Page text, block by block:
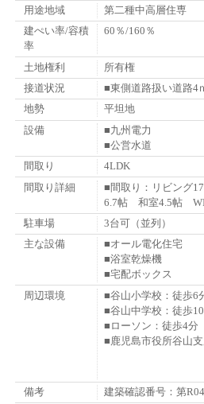
用途地域
第二種中高層住専
建ぺい率/容積
率
60％/160％
土地権利
所有権
接道状況
■東側道路扱い道路4
地勢
平坦地
設備
■九州電力
■公営水道
間取り
4LDK
間取り詳細
■間取り：リビング
6.7帖 和室4.5帖
駐車場
3台可（並列）
主な設備
■オール電化住宅
■浴室乾燥機
■宅配ボックス
周辺環境
■谷山小学校：徒歩6
■谷山中学校：徒歩10
■ローソン：徒歩4分
■鹿児島市役所谷山支
備考
建築確認番号：第